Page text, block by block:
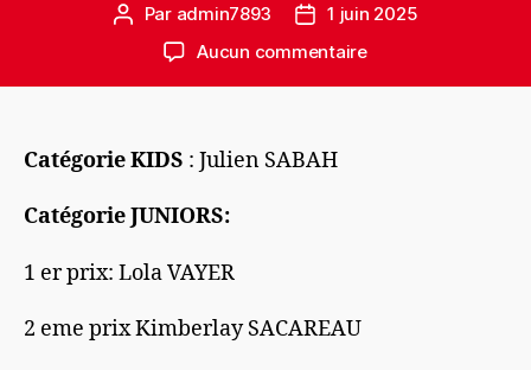
Auteur
l’article
Par admin7893
Date1 juin 2025
Aucun commentairesur
Catégorie KIDS : Julien SABAH
Catégorie JUNIORS:
1 er prix: Lola VAYER
2 eme prix Kimberlay SACAREAU